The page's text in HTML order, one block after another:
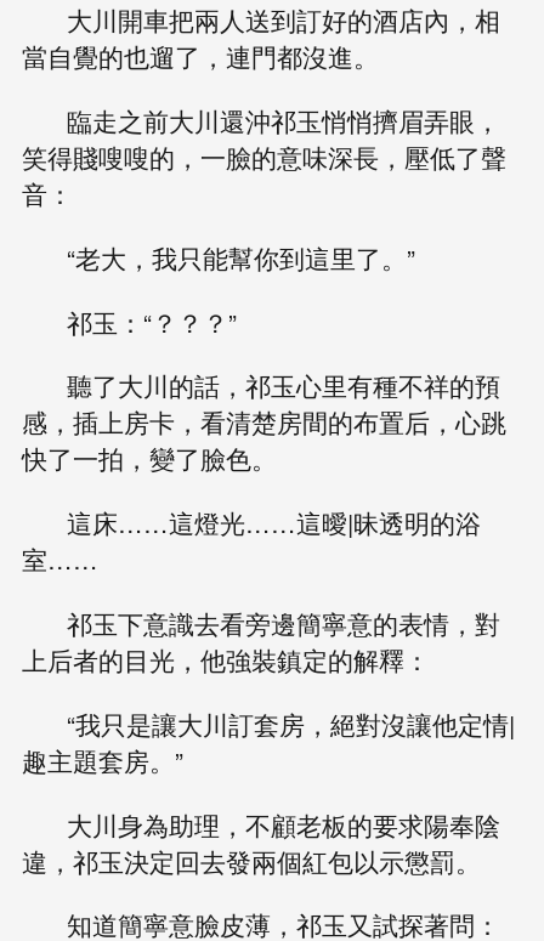
大川開車把兩人送到訂好的酒店內，相
當自覺的也遛了，連門都沒進。
臨走之前大川還沖祁玉悄悄擠眉弄眼，
笑得賤嗖嗖的，一臉的意味深長，壓低了聲
音：
“老大，我只能幫你到這里了。”
祁玉：“？？？”
聽了大川的話，祁玉心里有種不祥的預
感，插上房卡，看清楚房間的布置后，心跳
快了一拍，變了臉色。
這床……這燈光……這曖|昧透明的浴
室……
祁玉下意識去看旁邊簡寧意的表情，對
上后者的目光，他強裝鎮定的解釋：
“我只是讓大川訂套房，絕對沒讓他定情|
趣主題套房。”
大川身為助理，不顧老板的要求陽奉陰
違，祁玉決定回去發兩個紅包以示懲罰。
知道簡寧意臉皮薄，祁玉又試探著問：